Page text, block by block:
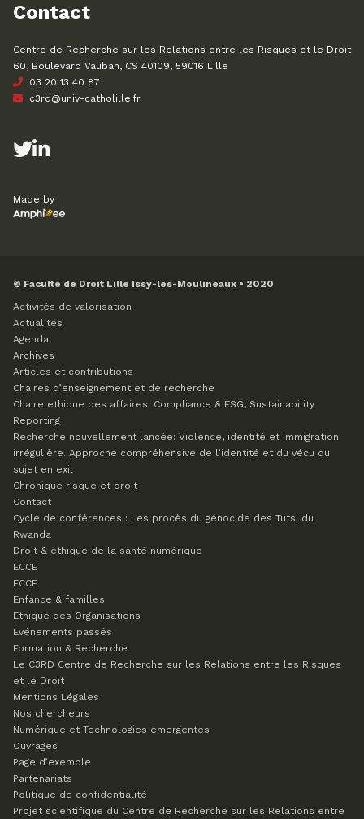
Contact
Centre de Recherche sur les Relations entre les Risques et le Droit
60, Boulevard Vauban, CS 40109, 59016 Lille
03 20 13 40 87
c3rd@univ-catholille.fr
Made by
© Faculté de Droit Lille Issy-les-Moulineaux • 2020
Activités de valorisation
Actualités
Agenda
Archives
Articles et contributions
Chaires d’enseignement et de recherche
Chaire ethique des affaires: Compliance & ESG, Sustainability
Reporting
Recherche nouvellement lancée: Violence, identité et immigration
irrégulière. Approche compréhensive de l’identité et du vécu du
sujet en exil
Chronique risque et droit
Contact
Cycle de conférences : Les procès du génocide des Tutsi du
Rwanda
Droit & éthique de la santé numérique
ECCE
ECCE
Enfance & familles
Ethique des Organisations
Evénements passés
Formation & Recherche
Le C3RD Centre de Recherche sur les Relations entre les Risques
et le Droit
Mentions Légales
Nos chercheurs
Numérique et Technologies émergentes
Ouvrages
Page d’exemple
Partenariats
Politique de confidentialité
Projet scientifique du Centre de Recherche sur les Relations entre